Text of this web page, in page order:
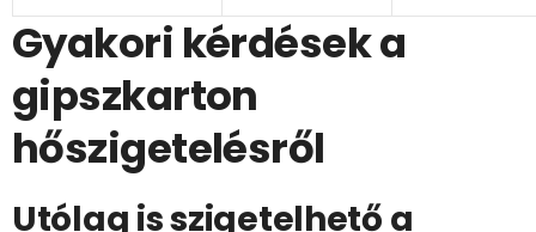
Gyakori kérdések a
gipszkarton
hőszigetelésről
Utólag is szigetelhető a